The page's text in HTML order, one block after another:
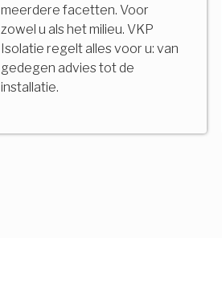
meerdere facetten. Voor
zowel u als het milieu. VKP
Isolatie regelt alles voor u: van
gedegen advies tot de
installatie.